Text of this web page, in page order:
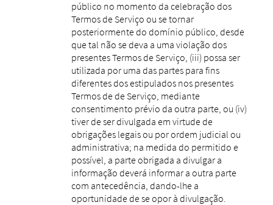
público no momento da celebração dos
Termos de Serviço ou se tornar
posteriormente do domínio público, desde
que tal não se deva a uma violação dos
presentes Termos de Serviço, (iii) possa ser
utilizada por uma das partes para fins
diferentes dos estipulados nos presentes
Termos de de Serviço, mediante
consentimento prévio da outra parte, ou (iv)
tiver de ser divulgada em virtude de
obrigações legais ou por ordem judicial ou
administrativa; na medida do permitido e
possível, a parte obrigada a divulgar a
informação deverá informar a outra parte
com antecedência, dando-lhe a
oportunidade de se opor à divulgação.